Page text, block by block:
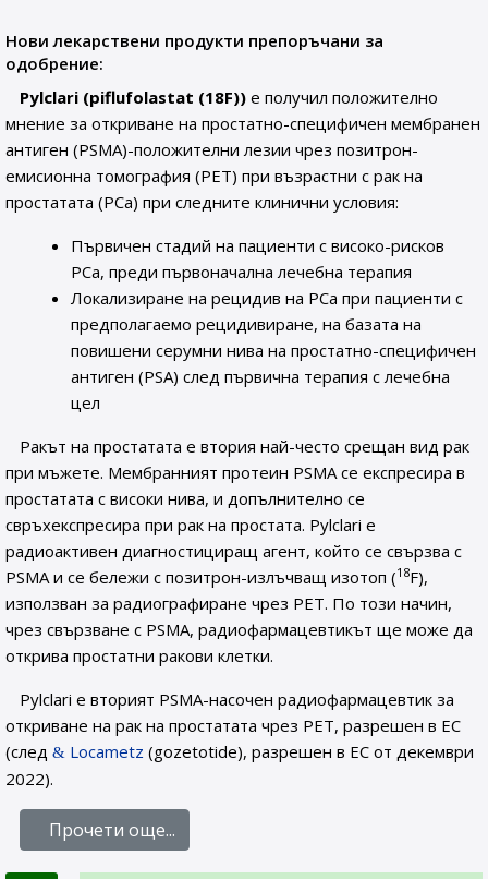
Нови лекарствени продукти препоръчани за
одобрение:
Pylclari (piflufolastat (18F)) е получил положително
мнение за откриване на простатно-специфичен мембранен
антиген (PSMA)-положителни лезии чрез позитрон-
емисионна томография (PET) при възрастни с рак на
простатата (PCa) при следните клинични условия:
Първичен стадий на пациенти с високо-рисков
PCa, преди първоначална лечебна терапия
Локализиране на рецидив на PCa при пациенти с
предполагаемо рецидивиране, на базата на
повишени серумни нива на простатно-специфичен
антиген (PSA) след първична терапия с лечебна
цел
Ракът на простатата е втория най-често срещан вид рак
при мъжете. Мембранният протеин PSMA се експресира в
простатата с високи нива, и допълнително се
свръхекспресира при рак на простата. Pylclari е
радиоактивен диагностициращ агент, който се свързва с
PSMA и се бележи с позитрон-излъчващ изотоп (18F),
използван за радиографиране чрез PET. По този начин,
чрез свързване с PSMA, радиофармацевтикът ще може да
открива простатни ракови клетки.
Pylclari е вторият PSMA-насочен радиофармацевтик за
откриване на рак на простатата чрез PET, разрешен в ЕС
(след
Locametz (gozetotide), разрешен в ЕС от декември
2022).
Прочети още...